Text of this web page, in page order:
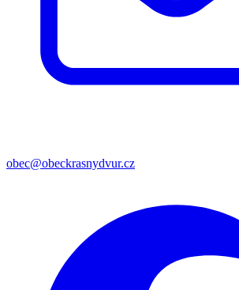
obec@obeckrasnydvur.cz